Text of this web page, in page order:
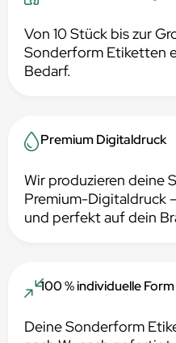
Von 10 Stück bis zur
Sonderform Etiketten
Bedarf.
Premium Digitaldruck
Wir produzieren deine
Premium-Digitaldruck
und perfekt auf dein
100 % individuelle
Deine Sonderform